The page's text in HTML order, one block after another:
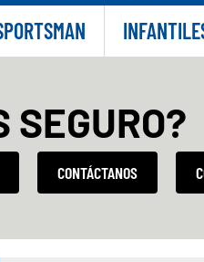
SEGURO?
CONTÁCTANOS